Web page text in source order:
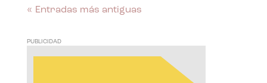
« Entradas más antiguas
PUBLICIDAD